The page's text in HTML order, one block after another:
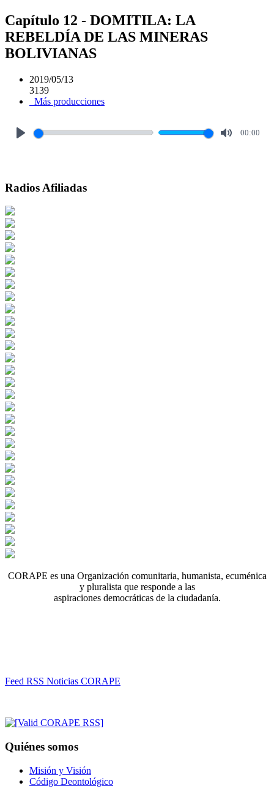
Capítulo 12 - DOMITILA: LA
REBELDÍA DE LAS MINERAS
BOLIVIANAS
2019/05/13
3139
Más producciones
00:00
Radios Afiliadas
CORAPE es una Organización comunitaria, humanista, ecuménica
y pluralista que responde a las
aspiraciones democráticas de la ciudadanía.
Feed RSS Noticias CORAPE
Quiénes somos
Misión y Visión
Código Deontológico